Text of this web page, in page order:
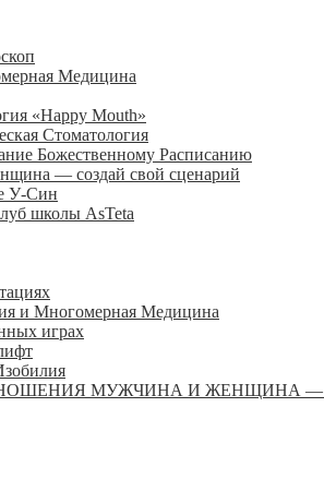
Медицина
«Happy Mouth»
Cтоматология
Божественному Расписанию
— создай свой сценарий
У-Син
школы AsTeta
и Многомерная Медицина
играх
МУЖЧИНА И ЖЕНЩИНА —